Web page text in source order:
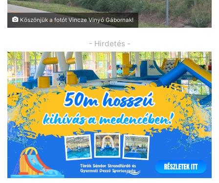
Köszönjük a fotót Vincze Vinyó Gábornak!
- Hirdetés -